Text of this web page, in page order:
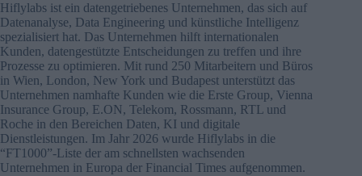
Hiflylabs ist ein datengetriebenes Unternehmen, das sich auf
Datenanalyse, Data Engineering und künstliche Intelligenz
spezialisiert hat. Das Unternehmen hilft internationalen
Kunden, datengestützte Entscheidungen zu treffen und ihre
Prozesse zu optimieren. Mit rund 250 Mitarbeitern und Büros
in Wien, London, New York und Budapest unterstützt das
Unternehmen namhafte Kunden wie die Erste Group, Vienna
Insurance Group, E.ON, Telekom, Rossmann, RTL und
Roche in den Bereichen Daten, KI und digitale
Dienstleistungen. Im Jahr 2026 wurde Hiflylabs in die
“FT1000”-Liste der am schnellsten wachsenden
Unternehmen in Europa der Financial Times aufgenommen.